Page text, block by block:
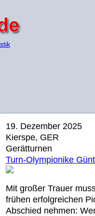
19. Dezember 2025
Kierspe, GER
Gerätturnen
Turn-Olympionike
Mit großer Trauer
frühen erfolgreichen
Abschied nehmen: